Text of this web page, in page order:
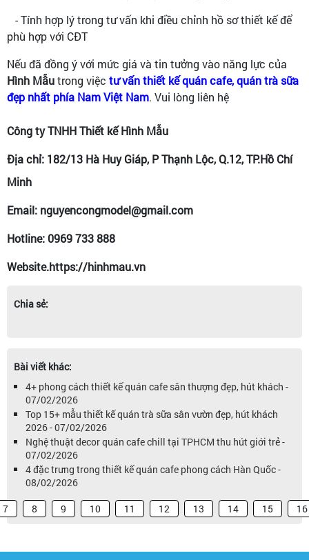
- Tính hợp lý trong tư vấn khi điều chỉnh hồ sơ thiết kế để
phù hợp với CĐT
Nếu đã đồng ý với mức giá và tin tưởng vào năng lực của
Hình Mẫutrong việc tư vấn thiết kế quán cafe, quán trà sữa
đẹp nhất phía Nam Việt Nam. Vui lòng liên hệ
Công ty TNHH Thiết kế Hình Mẫu
Địa chỉ: 182/13 Hà Huy Giáp, P Thạnh Lộc, Q.12, TP.Hồ Chí
Minh
Email: nguyencongmodel@gmail.com
Hotline: 0969 733 888
Website.https://hinhmau.vn
Chia sẻ:
Bài viết khác:
4+ phong cách thiết kế quán cafe sân thượng đẹp, hút khách -
07/02/2026
Top 15+ mẫu thiết kế quán trà sữa sân vườn đẹp, hút khách
2026 - 07/02/2026
Nghệ thuật decor quán cafe chill tại TPHCM thu hút giới trẻ -
07/02/2026
4 đặc trưng trong thiết kế quán cafe phong cách Hàn Quốc -
08/02/2026
7 8 9 10 11 12 13 14 15 16